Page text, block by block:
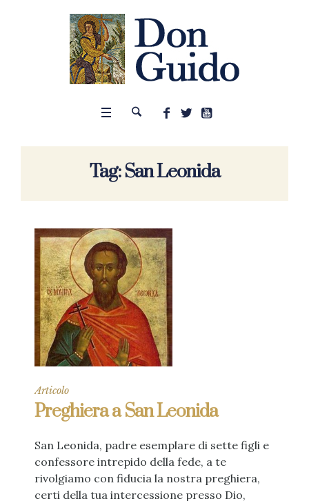
Tag:San Leonida
Articolo
Preghiera a San Leonida
San Leonida, padre esemplare di sette figli e
confessore intrepido della fede, a te
rivolgiamo con fiducia la nostra preghiera,
certi della tua intercessione presso Dio,